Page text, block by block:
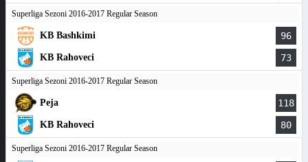
Superliga Sezoni 2016-2017 Regular Season
KB Bashkimi 96
KB Rahoveci 73
Superliga Sezoni 2016-2017 Regular Season
Peja 118
KB Rahoveci 80
Superliga Sezoni 2016-2017 Regular Season